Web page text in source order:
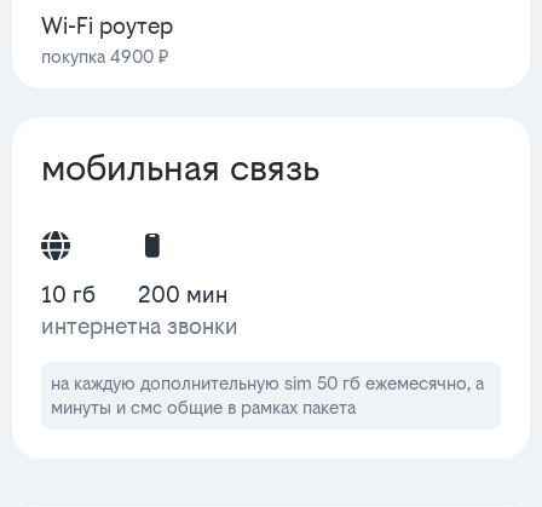
Wi-Fi роутер
покупка 4900 ₽
мобильная связь
10 гб
интернет
200 мин
на звонки
на каждую дополнительную sim 50 гб ежемесячно, а
минуты и смс общие в рамках пакета